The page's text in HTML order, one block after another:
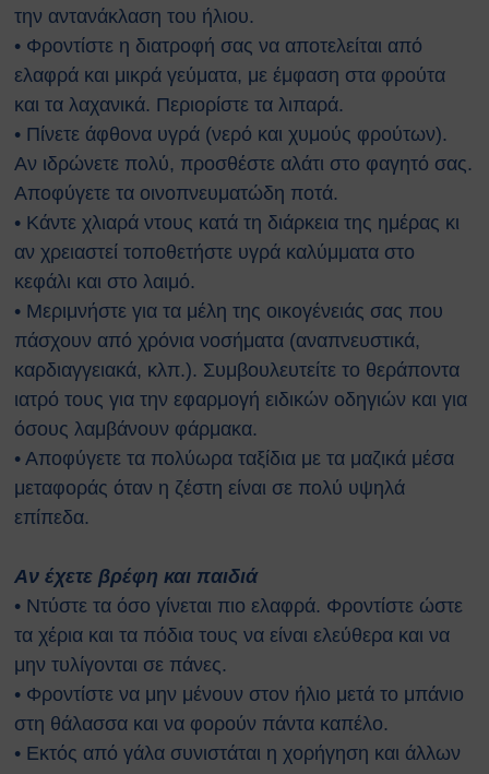
Μέσα Ατομικής Προστασίας
Πυροπροστασία
Χημικές Ουσίες
Οδηγίες για Επισκέπτες
Safety and Security Information
for Visitors
Είσοδος Εκπαιδευόμενου
Συνεργάτη
ΕΚΠΑΙΔΕΥΣΗ
Πρώτες Βοήθειες
αναζωογόνησης (ΚΑΡΠΑ) και
κοιλιακής ώθησης (λαβή
Χάιμλιχ)
Σήμανση και Σύμβολα
Εργαστηριακή Ασφάλεια
Χημικοί Κίνδυνοι
Βιολογική Ασφάλεια
Ραδιολογική Ασφάλεια
Μηχανολογική Ασφάλεια
Ασφαλής συντήρηση
Ηλεκτρικοί κίνδυνοι
Πυρασφάλεια
Εργασίες σε ύψος
Τεχνοστρές
ΝΟΜΟΘΕΣΙΑ
Εθνική Νομοθεσία
την αντανάκλαση του ήλιου.
• Φροντίστε η διατροφή σας να αποτελείται από
ελαφρά και μικρά γεύματα, με έμφαση στα φρούτα
και τα λαχανικά. Περιορίστε τα λιπαρά.
• Πίνετε άφθονα υγρά (νερό και χυμούς φρούτων).
Αν ιδρώνετε πολύ, προσθέστε αλάτι στο φαγητό σας.
Αποφύγετε τα οινοπνευματώδη ποτά.
• Κάντε χλιαρά ντους κατά τη διάρκεια της ημέρας κι
αν χρειαστεί τοποθετήστε υγρά καλύμματα στο
κεφάλι και στο λαιμό.
• Μεριμνήστε για τα μέλη της οικογένειάς σας που
πάσχουν από χρόνια νοσήματα (αναπνευστικά,
καρδιαγγειακά, κλπ.). Συμβουλευτείτε το θεράποντα
ιατρό τους για την εφαρμογή ειδικών οδηγιών και για
όσους λαμβάνουν φάρμακα.
• Αποφύγετε τα πολύωρα ταξίδια με τα μαζικά μέσα
μεταφοράς όταν η ζέστη είναι σε πολύ υψηλά
επίπεδα.
Aν έχετε βρέφη και παιδιά
• Ντύστε τα όσο γίνεται πιο ελαφρά. Φροντίστε ώστε
τα χέρια και τα πόδια τους να είναι ελεύθερα και να
μην τυλίγονται σε πάνες.
• Φροντίστε να μην μένουν στον ήλιο μετά το μπάνιο
στη θάλασσα και να φορούν πάντα καπέλο.
• Εκτός από γάλα συνιστάται η χορήγηση και άλλων